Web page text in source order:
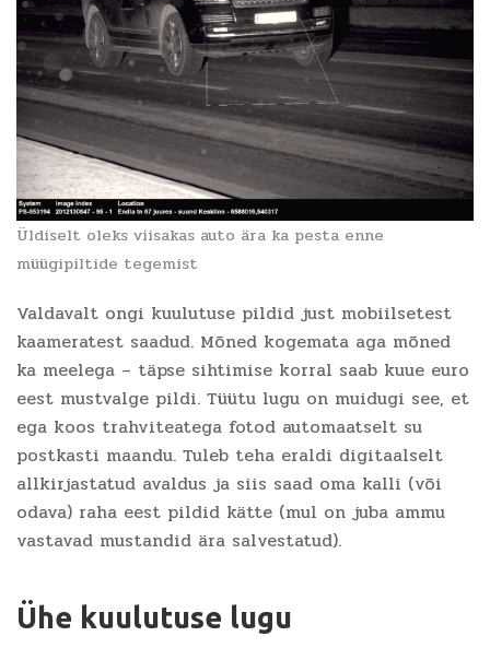
Üldiselt oleks viisakas auto ära ka pesta enne
müügipiltide tegemist
Valdavalt ongi kuulutuse pildid just mobiilsetest
kaameratest saadud. Mõned kogemata aga mõned
ka meelega – täpse sihtimise korral saab kuue euro
eest mustvalge pildi. Tüütu lugu on muidugi see, et
ega koos trahviteatega fotod automaatselt su
postkasti maandu. Tuleb teha eraldi digitaalselt
allkirjastatud avaldus ja siis saad oma kalli (või
odava) raha eest pildid kätte (mul on juba ammu
vastavad mustandid ära salvestatud).
Ühe kuulutuse lugu